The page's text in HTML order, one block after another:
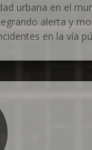
urbana en el
alerta y
en la vía